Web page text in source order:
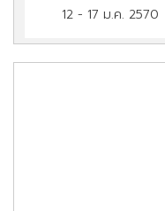
12 - 17 ม.ค. 2570
19 - 24 ม.ค. 2570